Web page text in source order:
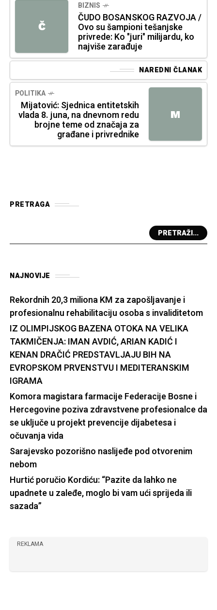
Č
BIZNIS
ČUDO BOSANSKOG RAZVOJA /
Ovo su šampioni tešanjske
privrede: Ko "juri" milijardu, ko
najviše zarađuje
NAREDNI ČLANAK
M
POLITIKA
Mijatović: Sjednica entitetskih
vlada 8. juna, na dnevnom redu
brojne teme od značaja za
građane i privrednike
PRETRAGA
PRETRAŽI...
NAJNOVIJE
Rekordnih 20,3 miliona KM za zapošljavanje i
profesionalnu rehabilitaciju osoba s invaliditetom
IZ OLIMPIJSKOG BAZENA OTOKA NA VELIKA
TAKMIČENJA: IMAN AVDIĆ, ARIAN KADIĆ I
KENAN DRAČIĆ PREDSTAVLJAJU BIH NA
EVROPSKOM PRVENSTVU I MEDITERANSKIM
IGRAMA
Komora magistara farmacije Federacije Bosne i
Hercegovine poziva zdravstvene profesionalce da
se uključe u projekt prevencije dijabetesa i
očuvanja vida
Sarajevsko pozorišno naslijeđe pod otvorenim
nebom
Hurtić poručio Kordiću: “Pazite da lahko ne
upadnete u zaleđe, moglo bi vam ući sprijeda ili
sazada”
REKLAMA